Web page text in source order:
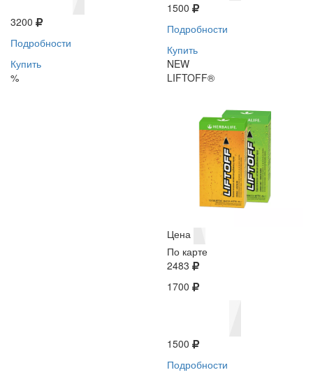
3200
Подробности
Купить
%
1500
Подробности
Купить
NEW
LIFTOFF®
Цена
По карте
2483
1700
1500
Подробности